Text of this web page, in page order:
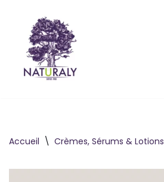
contenu
Accueil \ Crèmes, Sérums & Lotions